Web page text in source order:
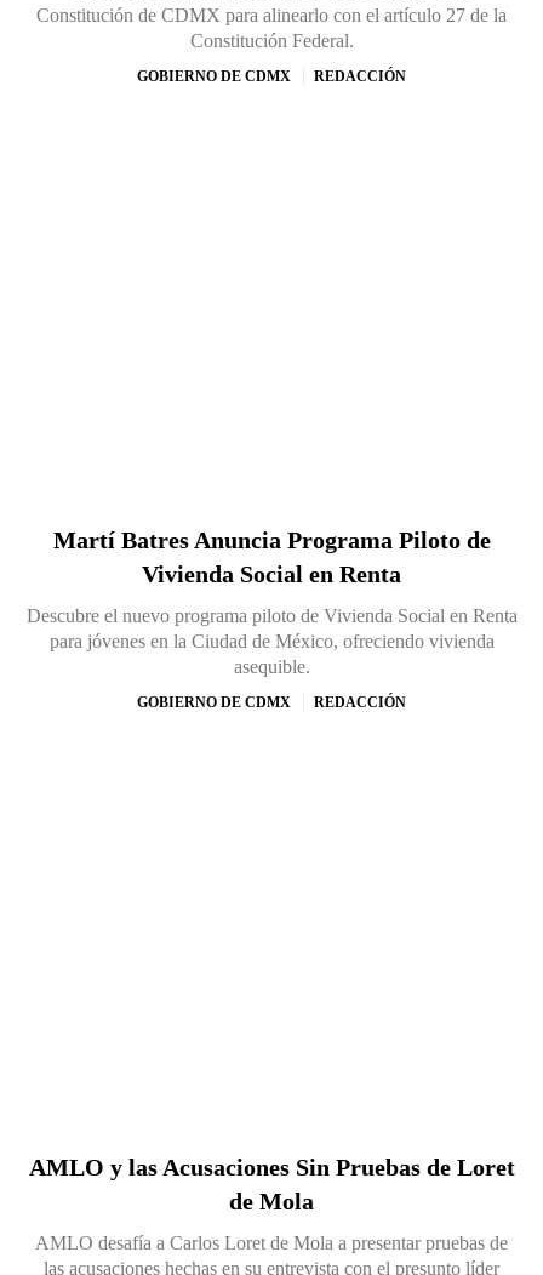
Constitución de CDMX para alinearlo con el artículo 27 de la
Constitución Federal.
GOBIERNO DE CDMX REDACCIÓN
Martí Batres Anuncia Programa Piloto de
Vivienda Social en Renta
Descubre el nuevo programa piloto de Vivienda Social en Renta
para jóvenes en la Ciudad de México, ofreciendo vivienda
asequible.
GOBIERNO DE CDMX REDACCIÓN
AMLO y las Acusaciones Sin Pruebas de Loret
de Mola
AMLO desafía a Carlos Loret de Mola a presentar pruebas de
las acusaciones hechas en su entrevista con el presunto líder